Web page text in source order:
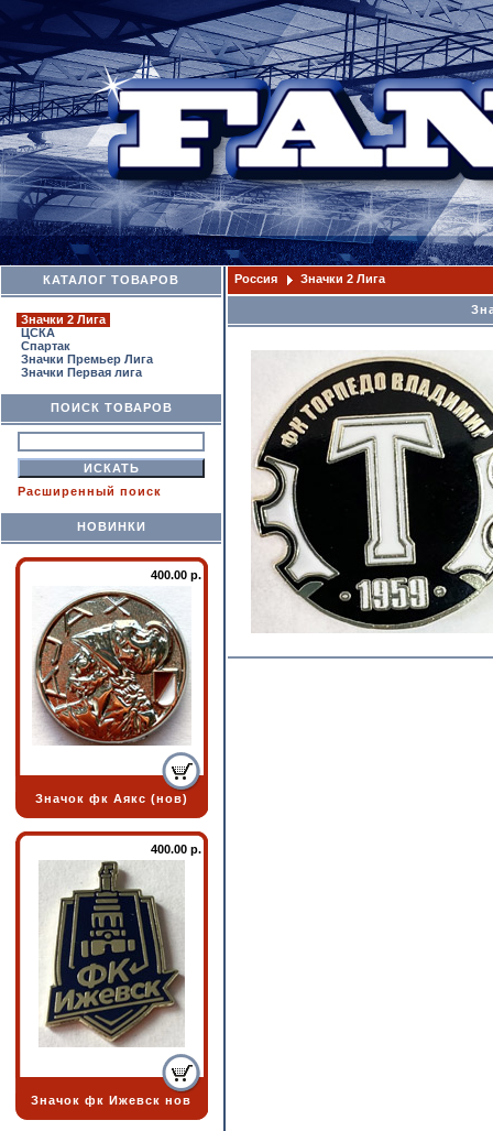
КАТАЛОГ ТОВАРОВ
Значки 2 Лига
ЦСКА
Спартак
Значки Премьер Лига
Значки Первая лига
ПОИСК ТОВАРОВ
Расширенный поиск
НОВИНКИ
400.00 р.
Значок фк Аякс (нов)
400.00 р.
Значок фк Ижевск нов
Россия Значки 2 Лига